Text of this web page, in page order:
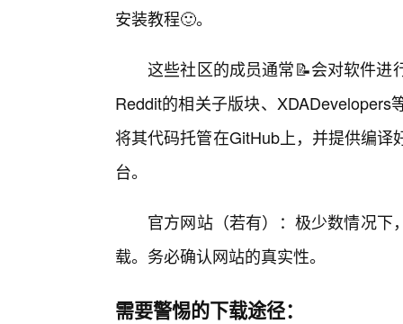
安装教程🙂。
这些社区的成员通常📝会对软件进
Reddit的相关子版块、
将其代码托管在GitHub上，并提供编
台。
官方网站（若有）：极少数情况
载。务必确认网站的真实性。
需要警惕的下载途径：